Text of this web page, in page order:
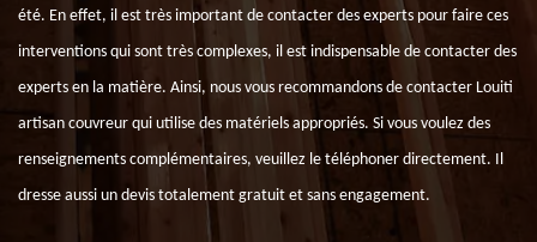
été. En effet, il est très important de contacter des experts pour faire ces
interventions qui sont très complexes, il est indispensable de contacter des
experts en la matière. Ainsi, nous vous recommandons de contacter Louiti
artisan couvreur qui utilise des matériels appropriés. Si vous voulez des
renseignements complémentaires, veuillez le téléphoner directement. Il
dresse aussi un devis totalement gratuit et sans engagement.